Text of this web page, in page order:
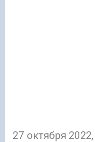
27 октября